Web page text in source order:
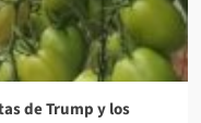
de Trump y los